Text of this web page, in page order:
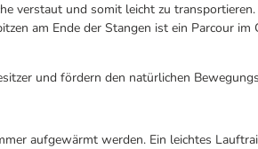
verstaut und somit leicht zu
am Ende der Stangen ist ein Parcour im
und fördern den natürlichen
aufgewärmt werden. Ein leichtes